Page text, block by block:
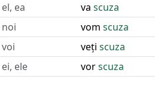
el, ea
va scuza
noi
vom scuza
voi
veți scuza
ei, ele
vorscuza